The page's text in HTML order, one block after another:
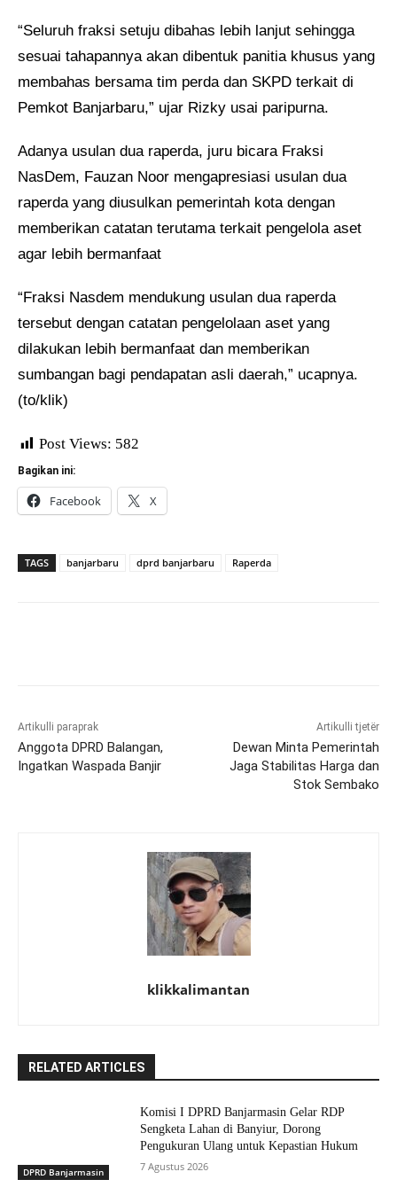
“Seluruh fraksi setuju dibahas lebih lanjut sehingga
sesuai tahapannya akan dibentuk panitia khusus yang
membahas bersama tim perda dan SKPD terkait di
Pemkot Banjarbaru,” ujar Rizky usai paripurna.
Adanya usulan dua raperda, juru bicara Fraksi
NasDem, Fauzan Noor mengapresiasi usulan dua
raperda yang diusulkan pemerintah kota dengan
memberikan catatan terutama terkait pengelola aset
agar lebih bermanfaat
“Fraksi Nasdem mendukung usulan dua raperda
tersebut dengan catatan pengelolaan aset yang
dilakukan lebih bermanfaat dan memberikan
sumbangan bagi pendapatan asli daerah,” ucapnya.
(to/klik)
Post Views: 582
Bagikan ini:
Facebook X
TAGS banjarbaru dprd banjarbaru Raperda
Artikulli paraprak
Anggota DPRD Balangan,
Ingatkan Waspada Banjir
Artikulli tjetër
Dewan Minta Pemerintah
Jaga Stabilitas Harga dan
Stok Sembako
klikkalimantan
RELATED ARTICLES
DPRD Banjarmasin
Komisi I DPRD Banjarmasin Gelar RDP
Sengketa Lahan di Banyiur, Dorong
Pengukuran Ulang untuk Kepastian Hukum
7 Agustus 2026